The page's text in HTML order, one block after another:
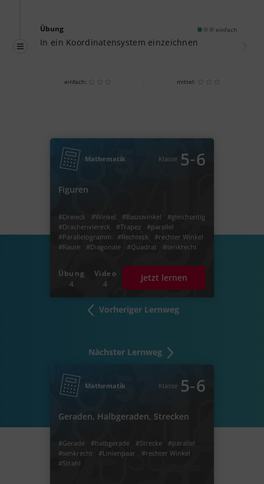
Übung einfach
In ein Koordinatensystem einzeichnen
einfach: mittel:
Vorheriger Lernweg
Mathematik Klasse 5‐6
Figuren
#Dreieck #Winkel #Basiswinkel
#gleichseitig
#Drachenviereck
#Trapez
#parallel
#Parallelogramm
#Rechteck
#rechter Winkel
#Raute
#Diagonale #Quadrat
#senkrecht
#Sehne
#Mittelpunkt
#rechtwinklig
#Hypotenuse
#Kathete
#spitzwinklig
#stumpfwinklig
#Flächenberechnung
Übung
4
Video
4
Jetzt lernen
Nächster Lernweg
Mathematik Klasse 5‐6
Geraden, Halbgeraden, Strecken
#Gerade #halbgerade #Strecke
#parallel
#senkrecht
#Linienpaar
#rechter Winkel
#Strahl